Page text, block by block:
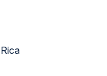
La terminal Costa Rica